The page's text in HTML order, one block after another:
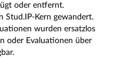
oder entfernt.
Stud.IP-Kern gewandert.
wurden ersatzlos
oder Evaluationen über